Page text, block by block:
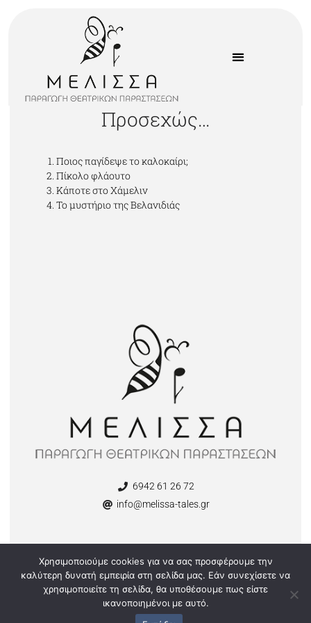
Προσεχώς…
Ποιος παγίδεψε το καλοκαίρι;
Πίκολο φλάουτο
Κάποτε στο Χάμελιν
Το μυστήριο της Βελανιδιάς
6942 61 26 72
info@melissa-tales.gr
melissa-tales.gr | All rights reserved 2025
Χρησιμοποιούμε cookies για να σας προσφέρουμε την
καλύτερη δυνατή εμπειρία στη σελίδα μας. Εάν συνεχίσετε να
χρησιμοποιείτε τη σελίδα, θα υποθέσουμε πως είστε
ικανοποιημένοι με αυτό.